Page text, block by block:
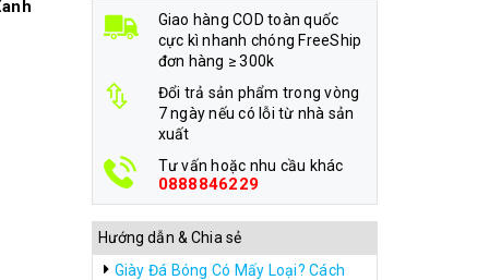
Giao hàng COD toàn quốc
cực kì nhanh chóng FreeShip
đơn hàng ≥ 300k
Đổi trả sản phẩm trong vòng
7 ngày nếu có lỗi từ nhà sản
xuất
Tư vấn hoặc nhu cầu khác
0888846229
Hướng dẫn & Chia sẻ
Giày Đá Bóng Có Mấy Loại? Cách